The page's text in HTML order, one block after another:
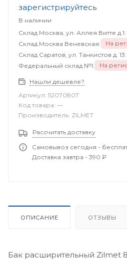
зарегистрируйтесь
В наличии
Склад Москва, ул. Аллея Витте д.1:
Склад Москва Веневская:
На
Склад Саратов, ул. Танкистов д. 13:
Федеральный склад №1:
На
Нашли дешевле?
Артикул: 52070807
Код товара: —
Производитель: ZILMET
Рассчитать доставку
Самовывоз сегодня -
Доставка завтра - 390 ₽
ОПИСАНИЕ ОТЗЫВЫ
Бак расширительный Zilmet